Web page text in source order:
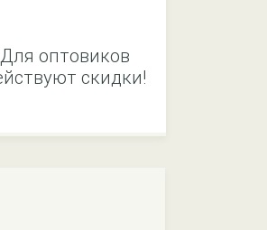
Для оптовиков
скидки!